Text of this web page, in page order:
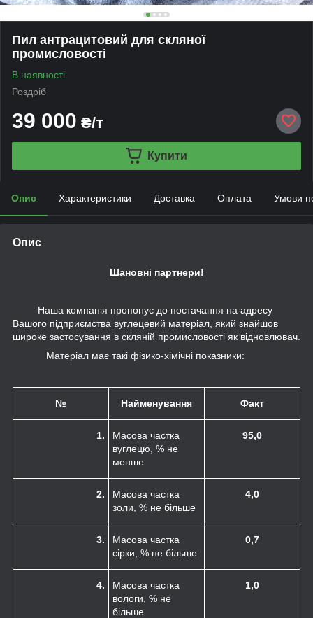
Пил антрацитовий для скляної
промисловості
В наявності
Роздріб
39 000 ₴/т
Купити
Опис Характеристики Доставка Оплата Умови
Опис
Шановні партнери!
Наша компанія пропонує до постачання на адресу
Вашого підприємства вуглецевий матеріал, який знайшов
широке застосування в скляній промисловості як відновлювач.
Матеріал має такі фізико-хімічні показники:
№ Найменування Факт
1.
Масова частка
вуглецю, % не
менше
95,0
2.
Масова частка
золи, % не більше
4,0
3.
Масова частка
сірки, % не більше
0,7
4.
Масова частка
вологи, % не
більше
1,0